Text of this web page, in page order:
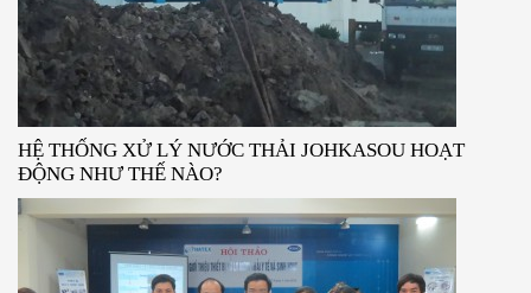
HỆ THỐNG XỬ LÝ NƯỚC THẢI JOHKASOU HOẠT
ĐỘNG NHƯ THẾ NÀO?